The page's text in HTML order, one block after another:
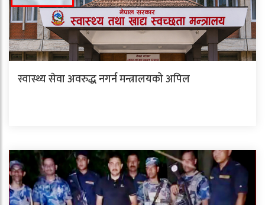
स्वास्थ्य सेवा अवरुद्ध नगर्न मन्त्रालयको अपिल